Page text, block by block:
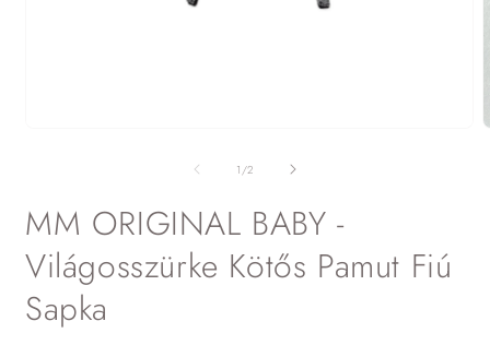
párbeszédpanelen
1 //2
MM ORIGINAL BABY -
Világosszürke Kötős Pamut Fiú
Sapka